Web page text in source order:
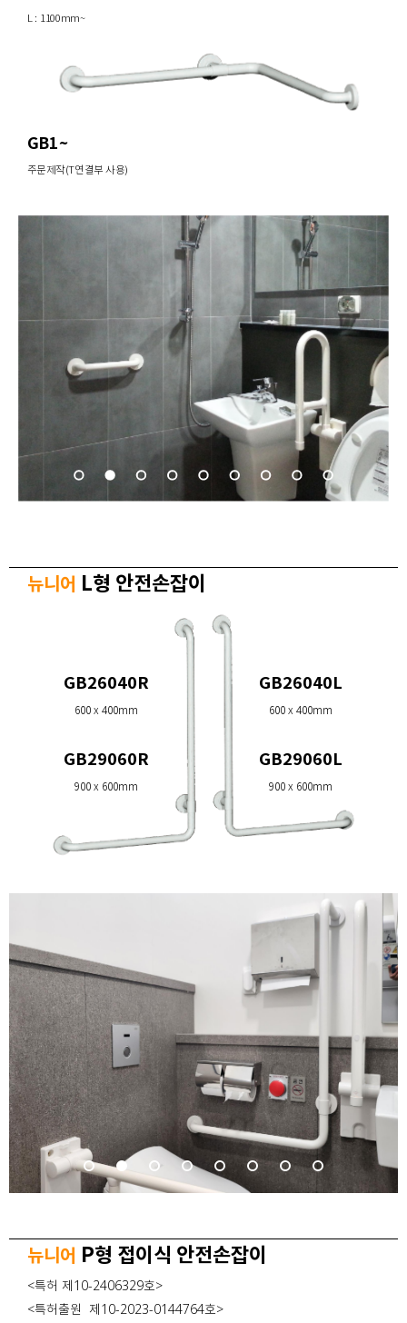
L : 1100mm~
GB1~
주문제작(T연결부 사용)
뉴니어 L형 안전손잡이
GB26040R
600 x 400mm
GB29060R
900 x 600mm
GB26040L
600 x 400mm
GB29060L
900 x 600mm
뉴니어 P형 접이식 안전손잡이
<특허 제10-2406329호>
<특허출원 제10-2023-0144764호>